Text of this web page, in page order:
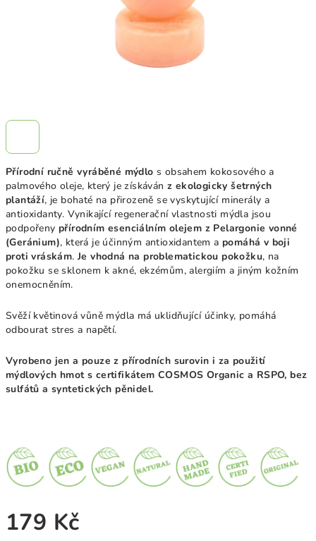
Přírodní ručně vyráběné mýdlo s obsahem kokosového a
palmového oleje, který je získáván z ekologicky šetrných
plantáží, je bohaté na přirozeně se vyskytující minerály a
antioxidanty. Vynikající regenerační vlastnosti mýdla jsou
podpořeny přírodním esenciálním olejem z Pelargonie vonné
(Geránium), která je účinným antioxidantem a pomáhá v boji
proti vráskám.Je vhodná na problematickou pokožku, na
pokožku se sklonem k akné, ekzémům, alergiím a jiným kožním
onemocněním.
Svěží květinová vůně mýdla má uklidňující účinky, pomáhá
odbourat stres a napětí.
Vyrobeno jen a pouze z přírodních surovin i za použití
mýdlových hmot s certifikátem COSMOS Organic a RSPO, bez
sulfátů a syntetických pěnidel.
179 Kč